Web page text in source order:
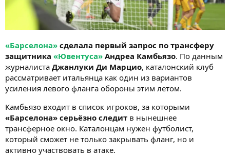
«Барселона» сделала первый запрос по трансферу
защитника «Ювентуса» Андреа Камбьязо. По данным
журналиста Джанлуки Ди Марцио, каталонский клуб
рассматривает итальянца как один из вариантов
усиления левого фланга обороны этим летом.
Камбьязо входит в список игроков, за которыми
«Барселона» серьёзно следит в нынешнее
трансферное окно. Каталонцам нужен футболист,
который сможет не только закрывать фланг, но и
активно участвовать в атаке.